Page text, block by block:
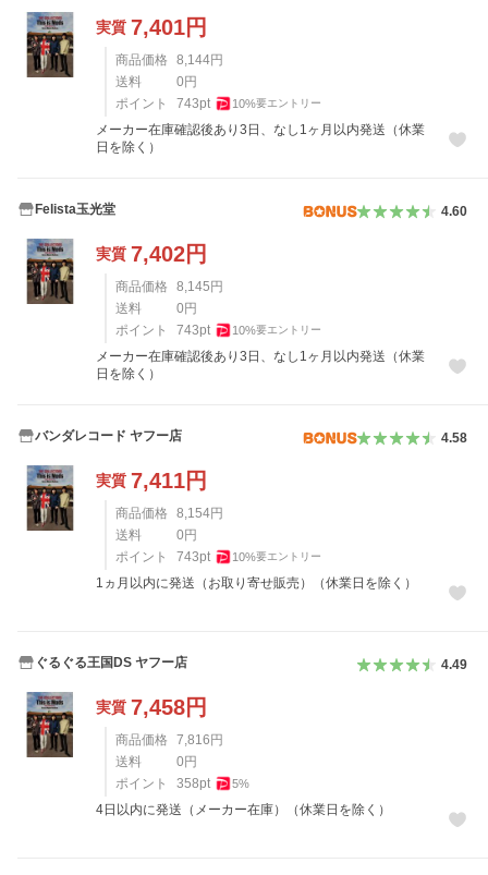
実質 7,401円
商品価格 8,144円
送料
0 円
ポイント
743pt 10%要エントリー
メーカー在庫確認後あり3日、なし1ヶ月以内発送（休業
日を除く）
Felista玉光堂 4.60
実質 7,402円
商品価格 8,145 円
送料
0 円
ポイント
743pt 10%要エントリー
メーカー在庫確認後あり3日、なし1ヶ月以内発送（休業
日を除く）
バンダレコード ヤフー店 4.58
実質 7,411円
商品価格 8,154円
送料
0 円
ポイント
743pt 10%要エントリー
1ヵ月以内に発送（お取り寄せ販売）（休業日を除く）
ぐるぐる王国DS ヤフー店 4.49
実質 7,458円
商品価格 7,816 円
送料
0 円
ポイント
358pt 5%
4日以内に発送（メーカー在庫）（休業日を除く）